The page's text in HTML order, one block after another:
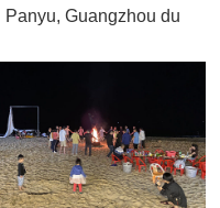
Panyu, Guangzhou du